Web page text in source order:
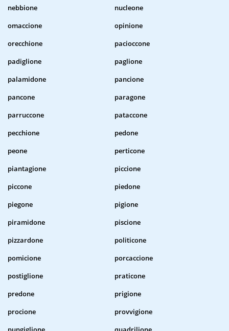
nebbione
nucleone
omaccione
opinione
orecchione
pacioccone
padiglione
paglione
palamidone
pancione
pancone
paragone
parruccone
pataccone
pecchione
pedone
peone
perticone
piantagione
piccione
piccone
piedone
piegone
pigione
piramidone
piscione
pizzardone
politicone
pomicione
porcaccione
postiglione
praticone
predone
prigione
procione
provvigione